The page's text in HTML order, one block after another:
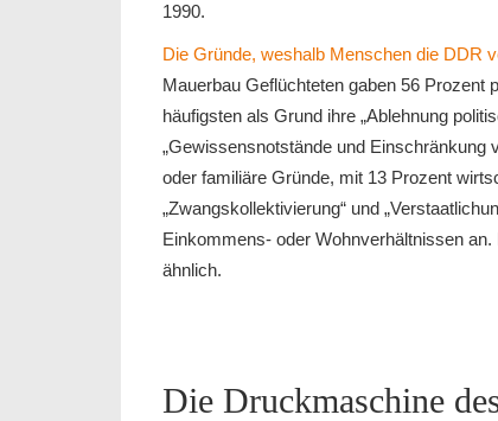
1990.
Die Gründe, weshalb Menschen die DDR
Mauerbau Geflüchteten gaben 56 Prozent
häufigsten als Grund ihre „Ablehnung
„Gewissensnotstände und Einschränkung
oder familiäre Gründe, mit 13 Prozent
„Zwangskollektivierung“ und
Einkommens- oder Wohnverhältnissen
ähnlich.
Die Druckmaschine